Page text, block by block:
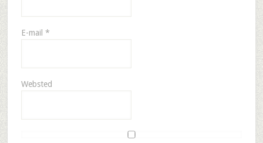
E-mail *
Websted